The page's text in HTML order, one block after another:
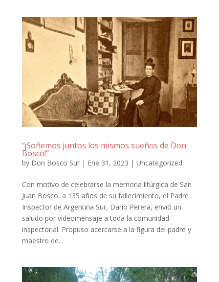
“¡Soñemos juntos los mismos sueños de Don
Bosco!”
by Don Bosco Sur| Ene 31, 2023 | Uncategorized
Con motivo de celebrarse la memoria litúrgica de San
Juan Bosco, a 135 años de su fallecimiento, el Padre
Inspector de Argentina Sur, Darío Perera, envió un
saludo por videomensaje a toda la comunidad
inspectorial. Propuso acercarse a la figura del padre y
maestro de...